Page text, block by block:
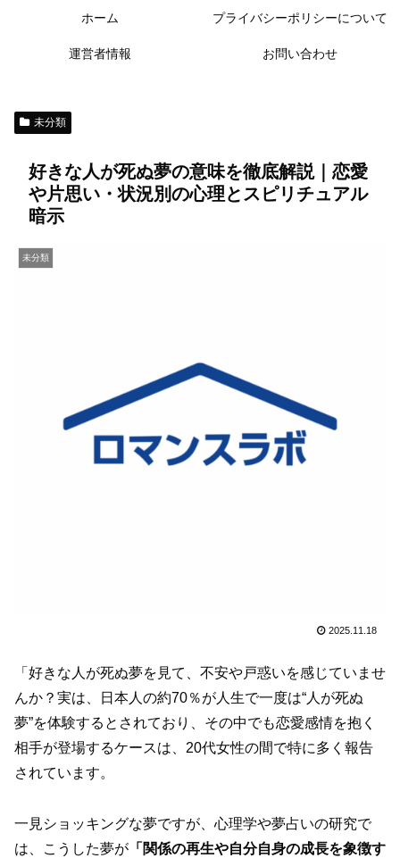
ホーム プライバシーポリシーについて
運営者情報 お問い合わせ
未分類
好きな人が死ぬ夢の意味を徹底解説｜恋愛
や片思い・状況別の心理とスピリチュアル
暗示
未分類
2025.11.18
「好きな人が死ぬ夢を見て、不安や戸惑いを感じていませ
んか？実は、日本人の約70％が人生で一度は“人が死ぬ
夢”を体験するとされており、その中でも恋愛感情を抱く
相手が登場するケースは、20代女性の間で特に多く報告
されています。
一見ショッキングな夢ですが、心理学や夢占いの研究で
は、こうした夢が 「関係の再生や自分自身の成長を象徴す